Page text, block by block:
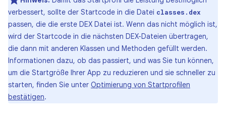
verbessert, sollte der Startcode in die Datei classes.dex
passen, die die erste DEX Datei ist. Wenn das nicht möglich ist,
wird der Startcode in die nächsten DEX-Dateien übertragen,
die dann mit anderen Klassen und Methoden gefüllt werden.
Informationen dazu, ob das passiert, und was Sie tun können,
um die Startgröße Ihrer App zu reduzieren und sie schneller zu
starten, finden Sie unter Optimierung von Startprofilen
bestätigen.